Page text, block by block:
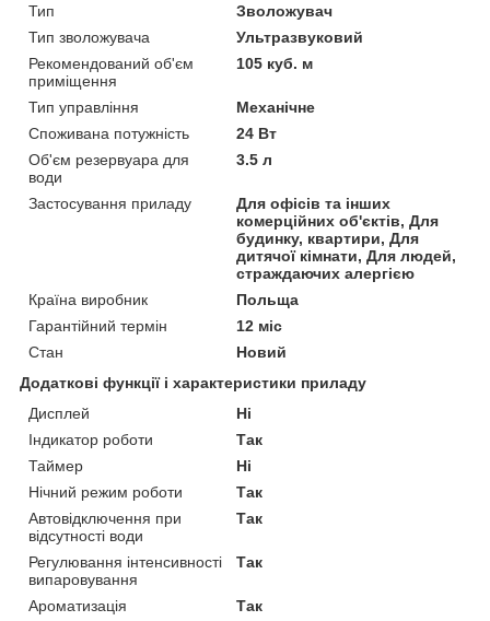
Тип
Зволожувач
Тип зволожувача
Ультразвуковий
Рекомендований об'єм
приміщення
105 куб. м
Тип управління
Механічне
Споживана потужність
24 Вт
Об'єм резервуара для
води
3.5 л
Застосування приладу
Для офісів та інших
комерційних об'єктів, Для
будинку, квартири, Для
дитячої кімнати, Для людей,
страждаючих алергією
Країна виробник
Польща
Гарантійний термін
12 міс
Стан
Новий
Додаткові функції і характеристики приладу
Дисплей
Ні
Індикатор роботи
Так
Таймер
Ні
Нічний режим роботи
Так
Автовідключення при
відсутності води
Так
Регулювання інтенсивності
випаровування
Так
Ароматизація
Так